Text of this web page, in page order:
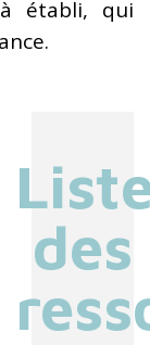
établi, qui
des